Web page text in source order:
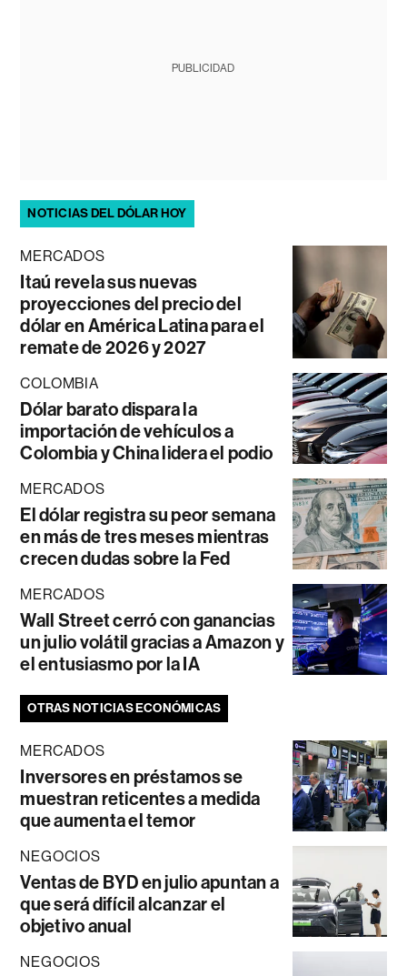
PUBLICIDAD
NOTICIAS DEL DÓLAR HOY
MERCADOS
Itaú revela sus nuevas
proyecciones del precio del
dólar en América Latina para el
remate de 2026 y 2027
COLOMBIA
Dólar barato dispara la
importación de vehículos a
Colombia y China lidera el podio
MERCADOS
El dólar registra su peor semana
en más de tres meses mientras
crecen dudas sobre la Fed
MERCADOS
Wall Street cerró con ganancias
un julio volátil gracias a Amazon y
el entusiasmo por la IA
OTRAS NOTICIAS ECONÓMICAS
MERCADOS
Inversores en préstamos se
muestran reticentes a medida
que aumenta el temor
NEGOCIOS
Ventas de BYD en julio apuntan a
que será difícil alcanzar el
objetivo anual
NEGOCIOS